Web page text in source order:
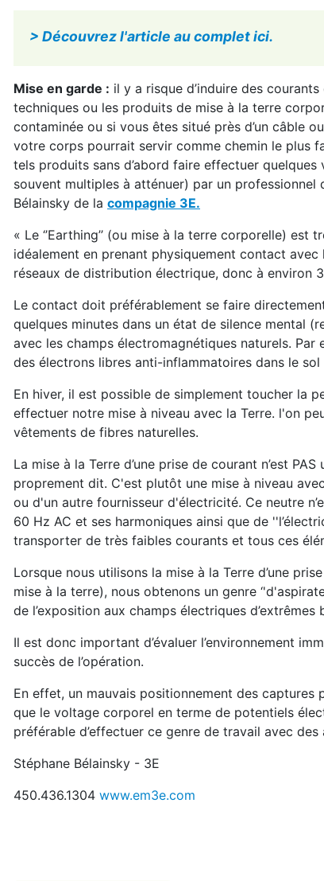
> Découvrez l'article au complet ici.
Mise en garde : il y a risque d’induire des
techniques ou les produits de mise à la terre
contaminée ou si vous êtes situé près d’un câble
votre corps pourrait servir comme chemin le plus
tels produits sans d’abord faire effectuer
souvent multiples à atténuer) par un professionnel
Bélainsky de la compagnie 3E.
« Le ‘’Earthing’’ (ou mise à la terre corporelle)
idéalement en prenant physiquement contact
réseaux de distribution électrique, donc à environ
Le contact doit préférablement se faire
quelques minutes dans un état de silence mental
avec les champs électromagnétiques naturels.
des électrons libres anti-inflammatoires dans le
En hiver, il est possible de simplement toucher la
effectuer notre mise à niveau avec la Terre. l'on
vêtements de fibres naturelles.
La mise à la Terre d’une prise de courant n’est
proprement dit. C'est plutôt une mise à niveau
ou d'un autre fournisseur d'électricité. Ce neutre
60 Hz AC et ses harmoniques ainsi que de
transporter de très faibles courants et tous ces
Lorsque nous utilisons la mise à la Terre d’une
mise à la terre), nous obtenons un genre
de l’exposition aux champs électriques
Il est donc important d’évaluer l’environnement
succès de l’opération.
En effet, un mauvais positionnement des
que le voltage corporel en terme de potentiels
préférable d’effectuer ce genre de travail avec
Stéphane Bélainsky - 3E
450.436.1304 www.em3e.com